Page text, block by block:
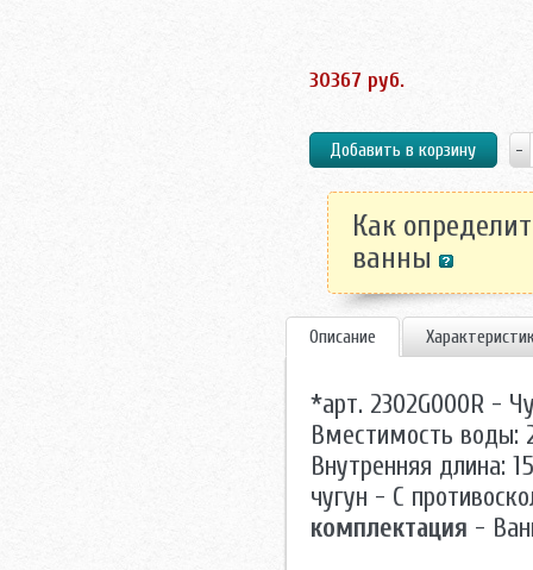
30367 руб.
Как
ванны
Описание
*арт. 2302G000R -
Вместимость воды:
Внутренняя длина:
чугун - С
комплектация -